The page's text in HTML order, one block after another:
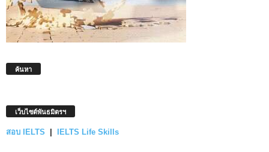
ค้นหา
เว็บไซต์พันธมิตรฯ
สอบ IELTS IELTS Life Skills